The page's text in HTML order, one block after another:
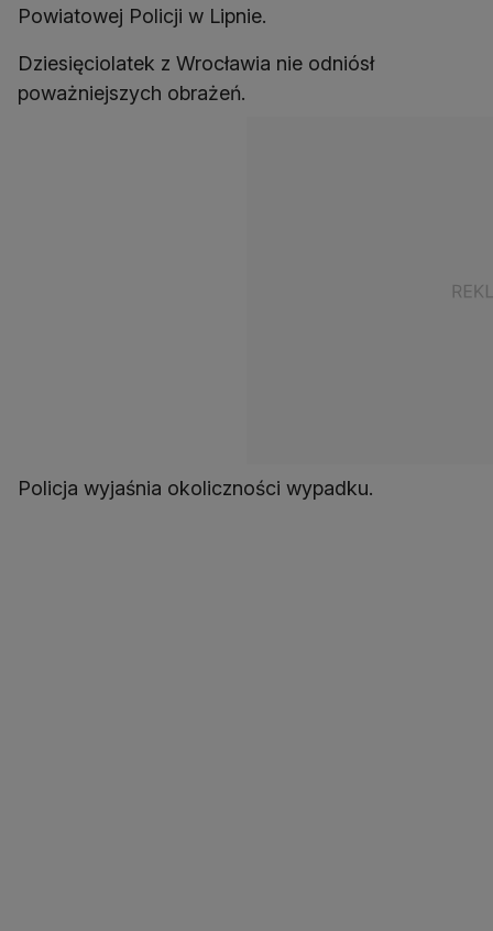
Powiatowej Policji w Lipnie.
Dziesięciolatek z Wrocławia nie odniósł
poważniejszych obrażeń.
Policja wyjaśnia okoliczności wypadku.